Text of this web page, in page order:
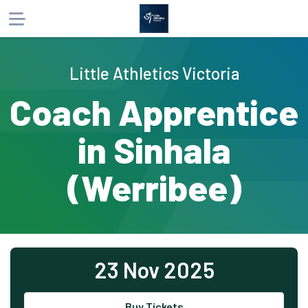
Participants
Website Phone
Little Athletics Victoria
Coach Apprentice
in Sinhala
(Werribee)
23 Nov 2025